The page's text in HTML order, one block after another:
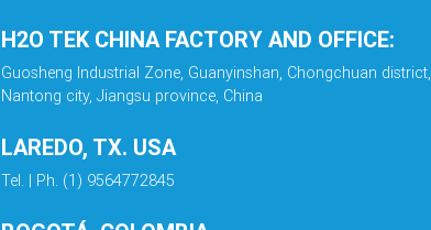
H2O TEK CHINA FACTORY AND OFFICE:
Guosheng Industrial Zone, Guanyinshan, Chongchuan district,
Nantong city, Jiangsu province, China
LAREDO, TX. USA
Tel. | Ph. (1) 9564772845